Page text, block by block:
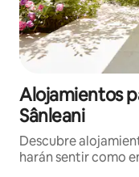
Alojamientos
Sânleani
Descubre
harán sentir como